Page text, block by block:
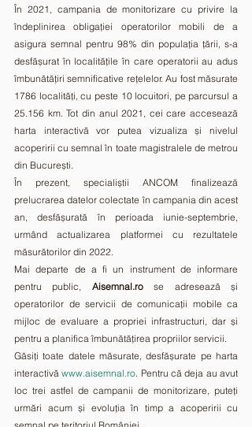
În 2021, campania de monitorizare cu privire la
îndeplinirea obligației operatorilor mobili de a
asigura semnal pentru 98% din populația țării, s-a
desfășurat în localitățile în care operatorii au adus
îmbunătățiri semnificative rețelelor. Au fost măsurate
1786 localități, cu peste 10 locuitori, pe parcursul a
25.156 km. Tot din anul 2021, cei care accesează
harta interactivă vor putea vizualiza și nivelul
acoperirii cu semnal în toate magistralele de metrou
din București.
În prezent, specialiștii ANCOM finalizează
prelucrarea datelor colectate în campania din acest
an, desfășurată în perioada iunie-septembrie,
urmând actualizarea platformei cu rezultatele
măsurătorilor din 2022.
Mai departe de a fi un instrument de informare
pentru public, Aisemnal.ro se adresează și
operatorilor de servicii de comunicații mobile ca
mijloc de evaluare a propriei infrastructuri, dar și
pentru a planifica îmbunătățirea propriilor servicii.
Găsiți toate datele măsurate, desfășurate pe harta
interactivă www.aisemnal.ro. Pentru că deja au avut
loc trei astfel de campanii de monitorizare, puteți
urmări acum și evoluția în timp a acoperirii cu